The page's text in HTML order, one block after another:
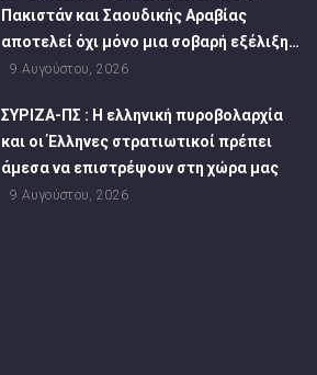
Πακιστάν και Σαουδικής Αραβίας
αποτελεί όχι μόνο μια σοβαρή εξέλιξη…
9 Αυγούστου, 2026
ΣΥΡΙΖΑ-ΠΣ : Η ελληνική πυροβολαρχία
και οι Έλληνες στρατιωτικοί πρέπει
άμεσα να επιστρέψουν στη χώρα μας
9 Αυγούστου, 2026